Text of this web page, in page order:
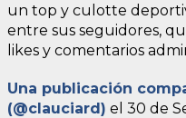
un top y culotte
entre sus seguidores,
likes y comentarios
Una publicación
(@clauciard) el 30 de